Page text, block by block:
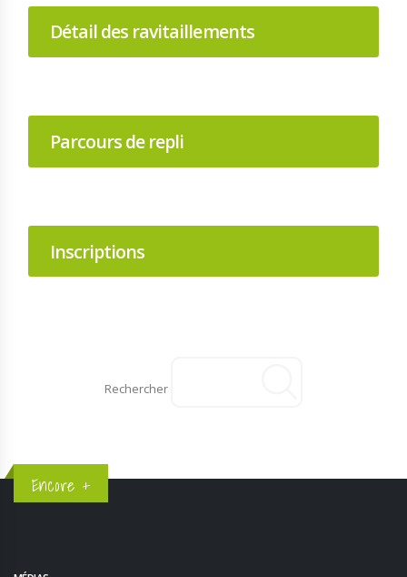
Détail des ravitaillements
Parcours de repli
Inscriptions
Rechercher
Encore +